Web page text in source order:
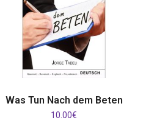
IN DEN WARENKORB
Was Tun Nach dem Beten
10.00€